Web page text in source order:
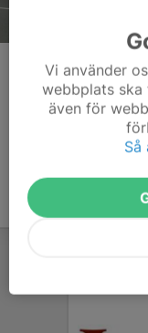
Kommentarer
Vi använder
webbplats ska
även för
Så